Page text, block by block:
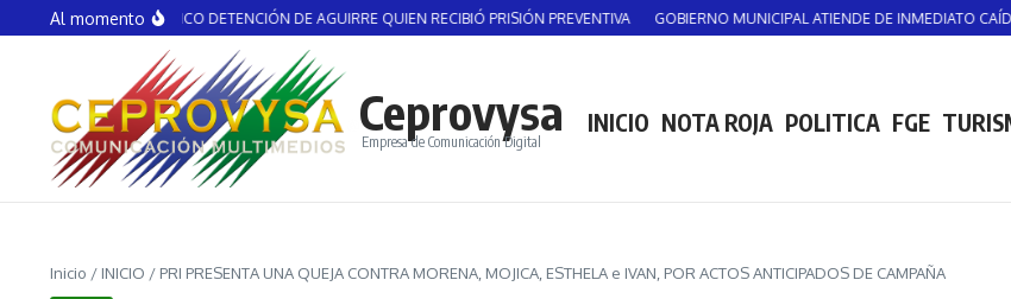
Saltar al contenido
Al momento
ASUNTO POLÍTICO DETENCIÓN DE AGUIRRE QUIEN RECIBIÓ PRISIÓN PREVENTIVA GOBIERNO MUNICIPAL ATIENDE DE INMEDIATO CAÍDA DE
Ceprovysa
Empresa de Comunicación Digital
INICIO NOTA ROJA POLITICA FGE
Inicio / INICIO / PRI PRESENTA UNA QUEJA CONTRA MORENA, MOJICA, ESTHELA e IVAN, POR ACTOS ANTICIPADOS DE CAMPAÑA